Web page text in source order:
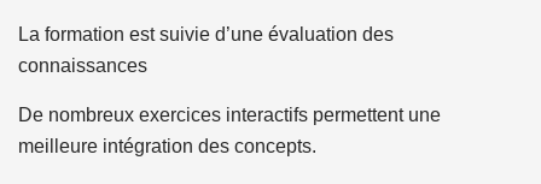
La formation est suivie d’une évaluation des
connaissances
De nombreux exercices interactifs permettent une
meilleure intégration des concepts.